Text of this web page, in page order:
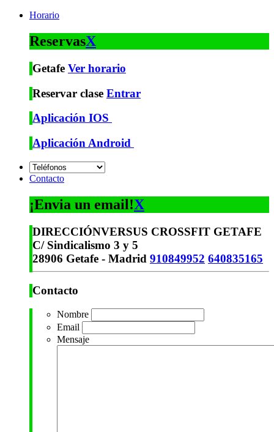
Horario
ReservasX
Getafe Ver horario
Reservar clase Entrar
Aplicación IOS
Aplicación Android
Contacto
¡Envia un email!X
DIRECCIÓNVERSUS CROSSFIT GETAFE
C/ Sindicalismo 3 y 5
28906 Getafe - Madrid 910849952 640835165
Contacto
Nombre
Email
Mensaje